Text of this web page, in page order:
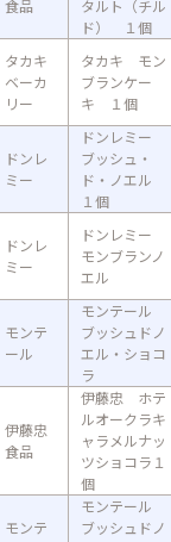
食品
タルト（チル
ド） １個
タカキ
ベーカ
リー
タカキ モン
ブランケー
キ １個
ドンレ
ミー
ドンレミー
ブッシュ・
ド・ノエル
１個
ドンレ
ミー
ドンレミー
モンブランノ
エル
モンテ
ール
モンテール
ブッシュドノ
エル・ショコ
ラ
伊藤忠
食品
伊藤忠 ホテ
ルオークラキ
ャラメルナッ
ツショコラ１
個
モンテ
モンテール
ブッシュドノ